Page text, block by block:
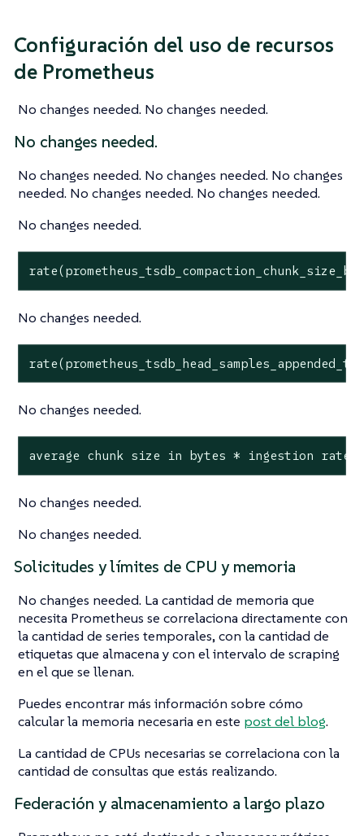
Configuración del uso de recursos
de Prometheus
No changes needed. No changes needed.
No changes needed.
No changes needed. No changes needed. No changes
needed. No changes needed. No changes needed.
No changes needed.
No changes needed.
No changes needed.
average chunk size in bytes * ingestion rate
No changes needed.
No changes needed.
Solicitudes y límites de CPU y memoria
No changes needed. La cantidad de memoria que
necesita Prometheus se correlaciona directamente con
la cantidad de series temporales, con la cantidad de
etiquetas que almacena y con el intervalo de scraping
en el que se llenan.
Puedes encontrar más información sobre cómo
calcular la memoria necesaria en este post del blog.
La cantidad de CPUs necesarias se correlaciona con la
cantidad de consultas que estás realizando.
Federación y almacenamiento a largo plazo